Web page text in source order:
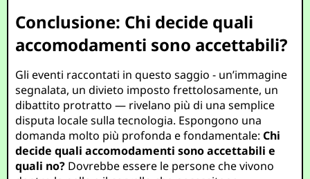
Conclusione: Chi decide quali
accomodamenti sono accettabili?
Gli eventi raccontati in questo saggio - un’immagine
segnalata, un divieto imposto frettolosamente, un
dibattito protratto — rivelano più di una semplice
disputa locale sulla tecnologia. Espongono una
domanda molto più profonda e fondamentale:Chi
decide quali accomodamenti sono accettabili e
quali no? Dovrebbe essere le persone che vivono